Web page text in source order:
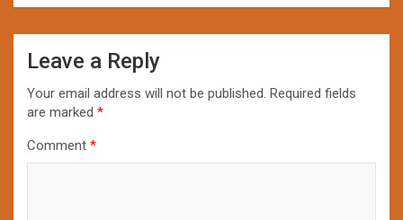
Leave a Reply
Your email address will not be published. Required fields
are marked *
Comment *